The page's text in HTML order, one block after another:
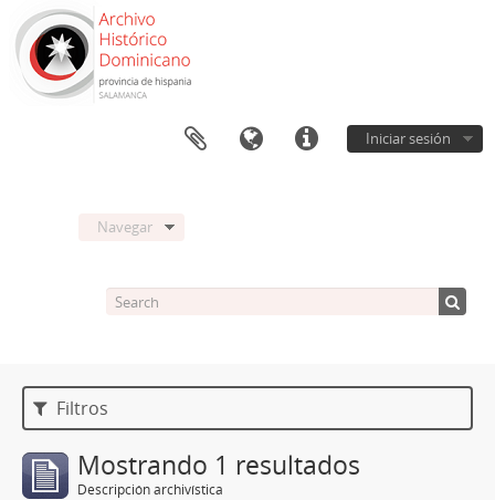
Iniciar sesión
Navegar
Filtros
Mostrando 1 resultados
Descripción archivística